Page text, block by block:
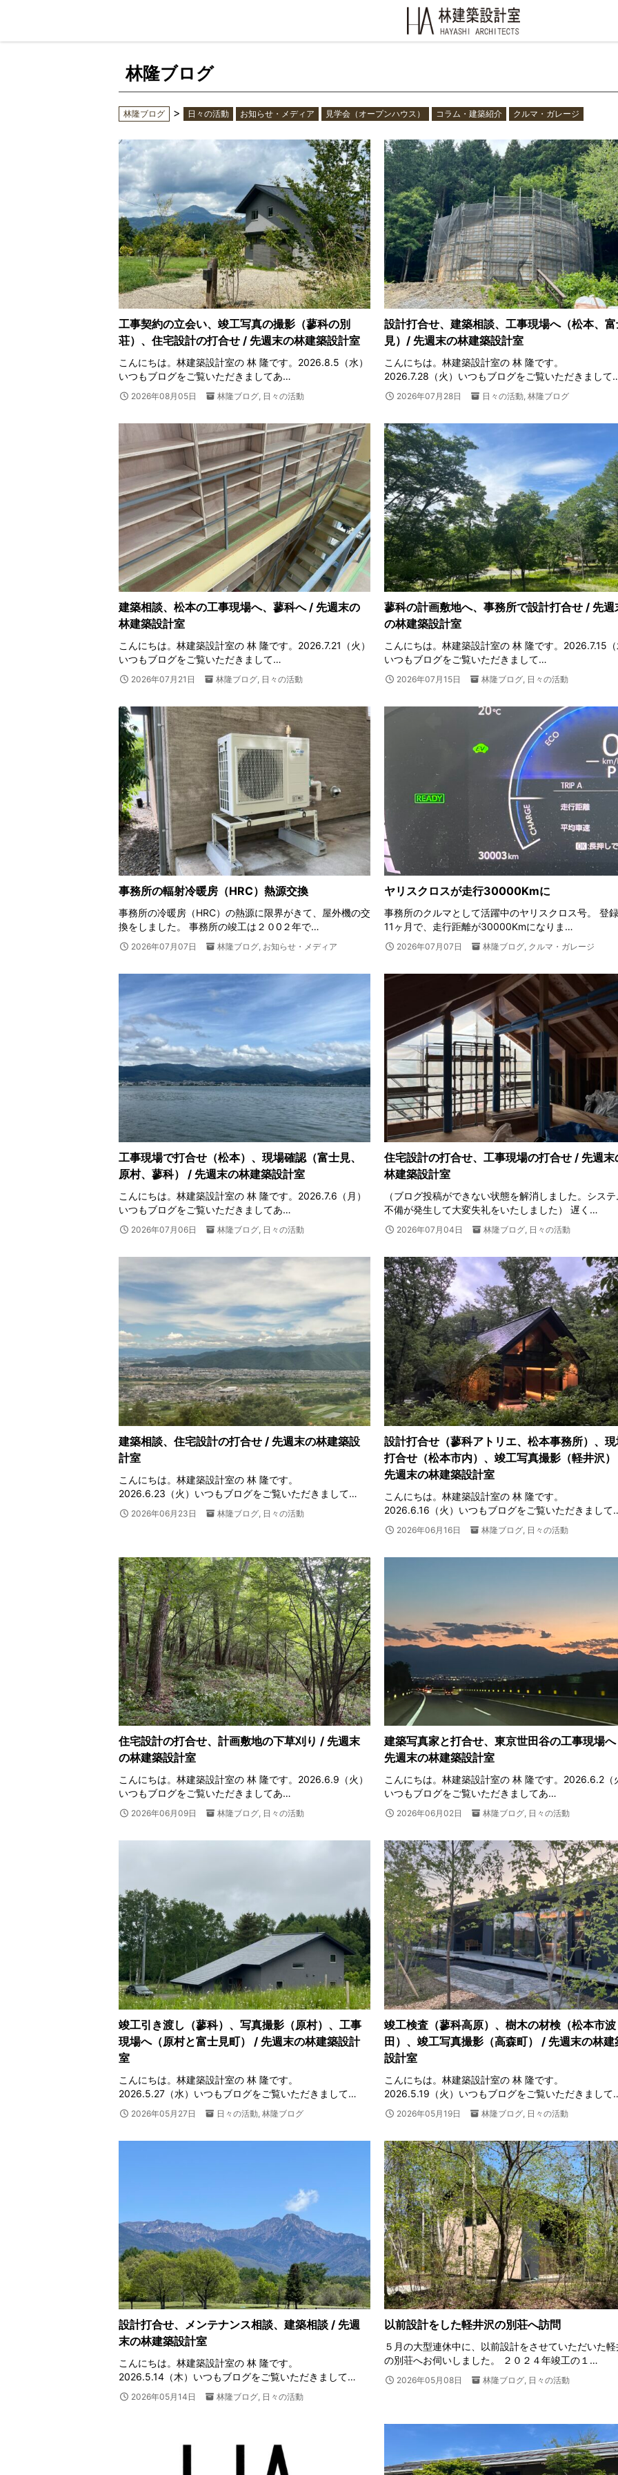
林隆ブログ
林隆ブログ > 日々の活動 お知らせ・メディア 見学会（オープンハウス） コラム・建築紹介 クルマ・ガレージ
工事契約の立会い、竣工写真の撮影（蓼科の別
荘）、住宅設計の打合せ / 先週末の林建築設計室
こんにちは。林建築設計室の 林 隆です。2026.8.5（水）
いつもブログをご覧いただきましてあ…
2026年08月05日 林隆ブログ 日々の活動
設計打合せ、建築相談、工事現場へ（松本、
見）/ 先週末の林建築設計室
こんにちは。林建築設計室の 林 隆です。
2026.7.28（火）いつもブログをご覧いただきまして
2026年07月28日 日々の活動 林隆ブログ
建築相談、松本の工事現場へ、蓼科へ / 先週末の
林建築設計室
こんにちは。林建築設計室の 林 隆です。2026.7.21（火）
いつもブログをご覧いただきまして…
2026年07月21日 林隆ブログ, 日々の活動
蓼科の計画敷地へ、事務所で設計打合せ / 先週
の林建築設計室
こんにちは。林建築設計室の 林 隆です。2026.7.15
いつもブログをご覧いただきまして…
2026年07月15日 林隆ブログ, 日々の活動
事務所の輻射冷暖房（HRC）熱源交換
事務所の冷暖房（HRC）の熱源に限界がきて、屋外機の交
換をしました。 事務所の竣工は２０0２年で…
2026年07月07日 林隆ブログ お知らせ・メディア
ヤリスクロスが走行30000Kmに
事務所のクルマとして活躍中のヤリスクロス号。 登
11ヶ月で、走行距離が30000Kmになりま…
2026年07月07日 林隆ブログ クルマ・ガレージ
工事現場で打合せ（松本）、現場確認（富士見、
原村、蓼科） / 先週末の林建築設計室
こんにちは。林建築設計室の 林 隆です。2026.7.6（月）
いつもブログをご覧いただきましてあ…
2026年07月06日 林隆ブログ, 日々の活動
住宅設計の打合せ、工事現場の打合せ / 先週末
林建築設計室
（ブログ投稿ができない状態を解消しました。シス
不備が発生して大変失礼をいたしました） 遅く…
2026年07月04日 林隆ブログ, 日々の活動
建築相談、住宅設計の打合せ / 先週末の林建築設
計室
こんにちは。林建築設計室の 林 隆です。
2026.6.23（火）いつもブログをご覧いただきまして…
2026年06月23日 林隆ブログ 日々の活動
設計打合せ（蓼科アトリエ、松本事務所）、
打合せ（松本市内）、竣工写真撮影（軽井沢
先週末の林建築設計室
こんにちは。林建築設計室の 林 隆です。
2026.6.16（火）いつもブログをご覧いただきまして
2026年06月16日 林隆ブログ 日々の活動
住宅設計の打合せ、計画敷地の下草刈り / 先週末
の林建築設計室
こんにちは。林建築設計室の 林 隆です。2026.6.9（火）
いつもブログをご覧いただきましてあ…
2026年06月09日 林隆ブログ, 日々の活動
建築写真家と打合せ、東京世田谷の工事現場
先週末の林建築設計室
こんにちは。林建築設計室の 林 隆です。2026.6.2（
いつもブログをご覧いただきましてあ…
2026年06月02日 林隆ブログ, 日々の活動
竣工引き渡し（蓼科）、写真撮影（原村）、工事
現場へ（原村と富士見町） / 先週末の林建築設計
室
こんにちは。林建築設計室の 林 隆です。
2026.5.27（水）いつもブログをご覧いただきまして…
2026年05月27日 日々の活動 林隆ブログ
竣工検査（蓼科高原）、樹木の材検（松本市波
田）、竣工写真撮影（高森町） / 先週末の林建
設計室
こんにちは。林建築設計室の 林 隆です。
2026.5.19（火）いつもブログをご覧いただきまして
2026年05月19日 林隆ブログ 日々の活動
設計打合せ、メンテナンス相談、建築相談 / 先週
末の林建築設計室
こんにちは。林建築設計室の 林 隆です。
2026.5.14（木）いつもブログをご覧いただきまして…
2026年05月14日 林隆ブログ, 日々の活動
以前設計をした軽井沢の別荘へ訪問
５月の大型連休中に、以前設計をさせていただいた
の別荘へお伺いしました。 ２０２４年竣工の１…
2026年05月08日 林隆ブログ, 日々の活動